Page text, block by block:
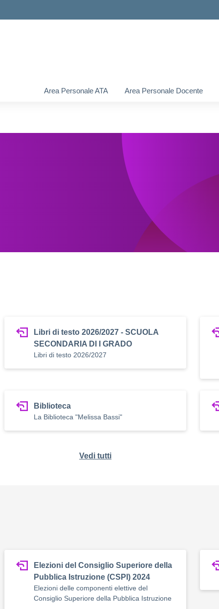
Area Personale ATA Area Personale Docente
Libri di testo 2026/2027 - SCUOLA
SECONDARIA DI I GRADO
Libri di testo 2026/2027
Biblioteca
La Biblioteca "Melissa Bassi"
Vedi tutti
Elezioni del Consiglio Superiore della
Pubblica Istruzione (CSPI) 2024
Elezioni delle componenti elettive del
Consiglio Superiore della Pubblica Istruzione